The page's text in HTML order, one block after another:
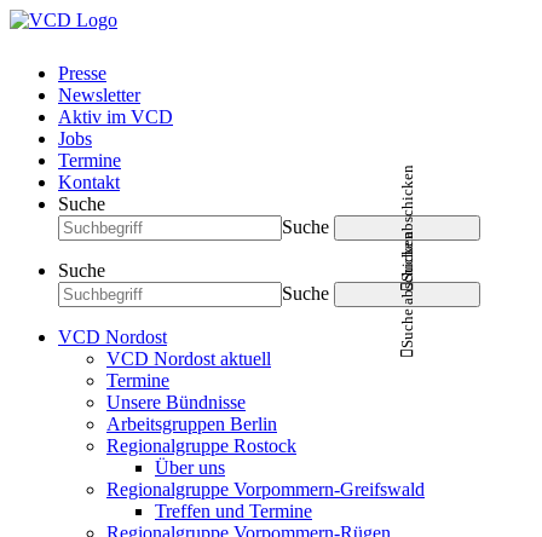
Presse
Newsletter
Aktiv im VCD
Jobs
Termine
Kontakt
Suche
Suche
Suche abschicken
Suche
Suche
Suche abschicken
VCD Nordost
VCD Nordost aktuell
Termine
Unsere Bündnisse
Arbeitsgruppen Berlin
Regionalgruppe Rostock
Über uns
Regionalgruppe Vorpommern-Greifswald
Treffen und Termine
Regionalgruppe Vorpommern-Rügen